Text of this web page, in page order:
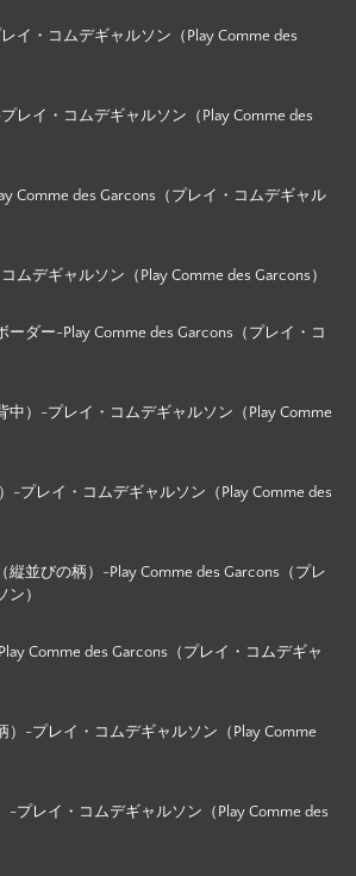
イ・コムデギャルソン（Play Comme des
レイ・コムデギャルソン（Play Comme des
Comme des Garcons（プレイ・コムデギャル
ムデギャルソン（Play Comme des Garcons）
ーダー-Play Comme des Garcons（プレイ・コ
中）-プレイ・コムデギャルソン（Play Comme
-プレイ・コムデギャルソン（Play Comme des
縦並びの柄）-Play Comme des Garcons（プレ
ン）
Comme des Garcons（プレイ・コムデギャ
）-プレイ・コムデギャルソン（Play Comme
-プレイ・コムデギャルソン（Play Comme des